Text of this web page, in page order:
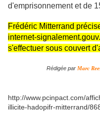
d'emprisonnement et de
Frédéric Mitterrand
internet-
s'effectuer sous couvert
Rédigée par Marc
http://www.pcinpact.com/
illicite-hadopifr-mitterrand/